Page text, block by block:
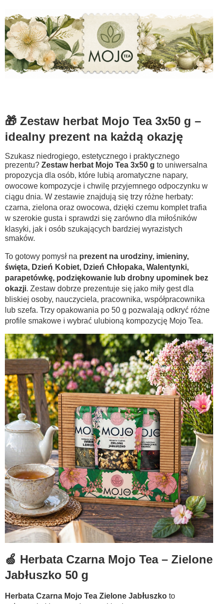
🎁 Zestaw herbat Mojo Tea 3x50 g –
idealny prezent na każdą okazję
Szukasz niedrogiego, estetycznego i praktycznego
prezentu? Zestaw herbat Mojo Tea 3x50 g to uniwersalna
propozycja dla osób, które lubią aromatyczne napary,
owocowe kompozycje i chwilę przyjemnego odpoczynku w
ciągu dnia. W zestawie znajdują się trzy różne herbaty:
czarna, zielona oraz owocowa, dzięki czemu komplet trafia
w szerokie gusta i sprawdzi się zarówno dla miłośników
klasyki, jak i osób szukających bardziej wyrazistych
smaków.
To gotowy pomysł na prezent na urodziny, imieniny,
święta, Dzień Kobiet, Dzień Chłopaka, Walentynki,
parapetówkę, podziękowanie lub drobny upominek bez
okazji. Zestaw dobrze prezentuje się jako miły gest dla
bliskiej osoby, nauczyciela, pracownika, współpracownika
lub szefa. Trzy opakowania po 50 g pozwalają odkryć różne
profile smakowe i wybrać ulubioną kompozycję Mojo Tea.
🍏 Herbata Czarna Mojo Tea – Zielone
Jabłuszko 50 g
Herbata Czarna Mojo Tea Zielone Jabłuszko to